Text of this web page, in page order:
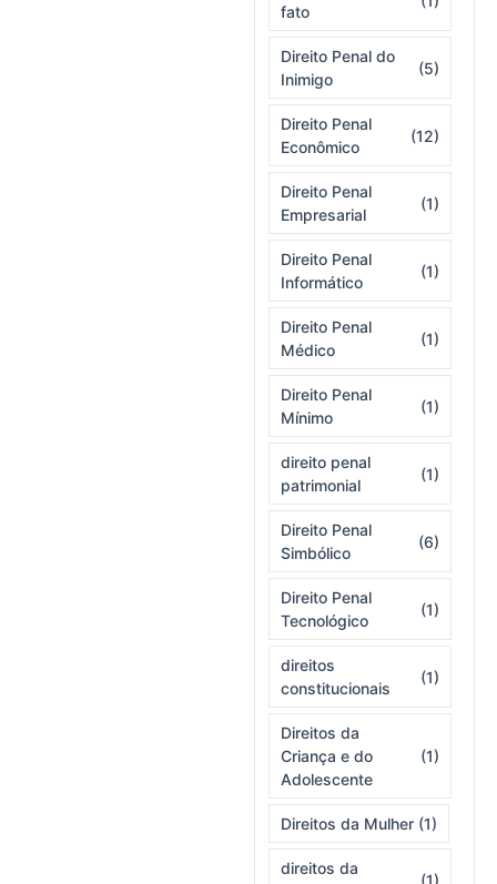
fato
Direito Penal do
Inimigo
(5)
Direito Penal
Econômico
(12)
Direito Penal
Empresarial
(1)
Direito Penal
Informático
(1)
Direito Penal
Médico
(1)
Direito Penal
Mínimo
(1)
direito penal
patrimonial
(1)
Direito Penal
Simbólico
(6)
Direito Penal
Tecnológico
(1)
direitos
constitucionais
(1)
Direitos da
Criança e do
Adolescente
(1)
Direitos da Mulher (1)
direitos da
(1)